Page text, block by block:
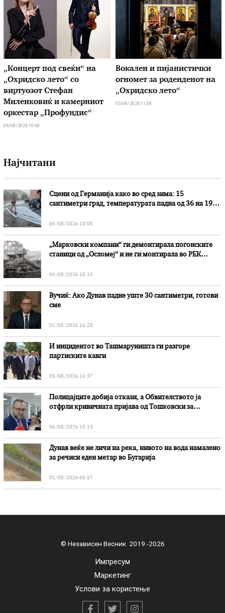
„Концерт под свеќи“ на
„Охридско лето“ со
виртуозот Стефан
Миленковиќ и камерниот
оркестар „Профундис“
06/08/2026 10:08
Вокален и пијанистички
огномет за роденденот на
„Охридско лето“
05/08/2026 11:08
Најчитани
Сцени од Германија како во сред зима: 15
сантиметри град, температурата падна од 36 на 19
04/08/2026 13:08
„Марковски компани“ ги демонтирала погонските
станици од „Осломеј“ и не ги монтирала во РЕК
04/08/2026 15:15
Вучиќ: Ако Дунав падне уште 30 сантиметри, готови
сме
01/08/2026 16:28
И инцидентот во Ташмаруништa ги разгоре
партиските кавги
03/08/2026 16:37
Полицајците добија откази, а Обвителството ја
отфрли кривичната пријава од Тошковски за
06/08/2026 15:13
Дунав веќе не личи на река, нивото на вода намалено
за речиси еден метар во Бугарија
02/08/2026 08:57
© Независен Весник 2019 -2026
Импресум
Маркетинг
Услови за користење